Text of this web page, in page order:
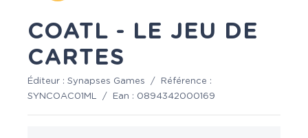
COATL - LE JEU DE
CARTES
Éditeur : Synapses Games /
Référence :
SYNCOAC01ML
/ Ean : 0894342000169